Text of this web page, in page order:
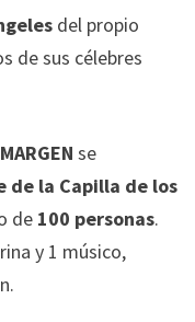
del propio
de sus célebres
se
de la Capilla de los
de 100 personas.
y 1 músico,